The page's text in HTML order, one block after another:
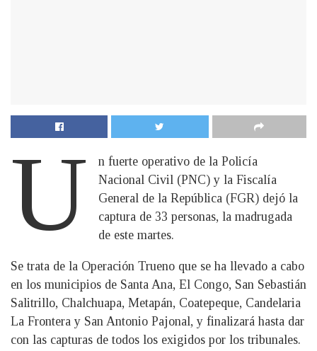
U
n fuerte operativo de la Policía
Nacional Civil (PNC) y la Fiscalía
General de la República (FGR) dejó la
captura de 33 personas, la madrugada
de este martes.
Se trata de la Operación Trueno que se ha llevado a cabo
en los municipios de Santa Ana, El Congo, San Sebastián
Salitrillo, Chalchuapa, Metapán, Coatepeque, Candelaria
La Frontera y San Antonio Pajonal, y finalizará hasta dar
con las capturas de todos los exigidos por los tribunales.